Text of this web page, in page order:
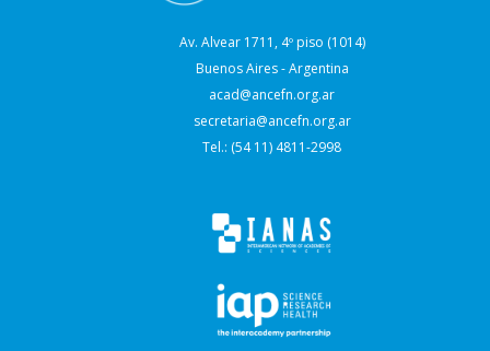
Av. Alvear 1711, 4º piso (1014)
Buenos Aires - Argentina
acad@ancefn.org.ar
secretaria@ancefn.org.ar
Tel.: (54 11) 4811-2998